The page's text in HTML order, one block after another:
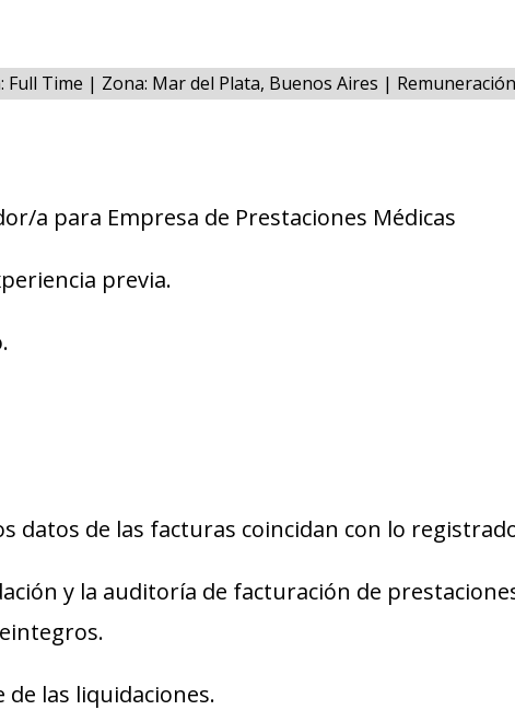
Full Time | Zona: Mar del Plata, Buenos Aires |
a para Empresa de Prestaciones Médicas
previa.
datos de las facturas coincidan con lo
y la auditoría de facturación de
de las liquidaciones.